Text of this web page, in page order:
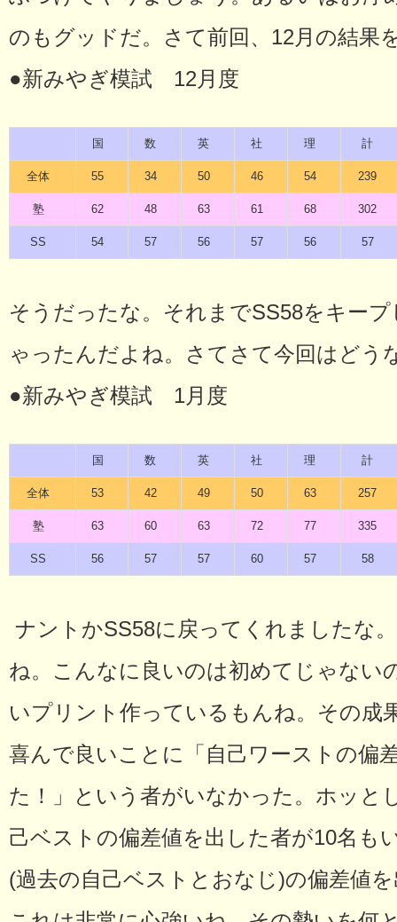
のもグッドだ。さて前回、12月の結果
●新みやぎ模試 12月度
国 数 英 社 理 計
全体 55 34 50 46 54 239
塾 62 48 63 61 68 302
SS 54 57 56 57 56 57
そうだったな。それまでSS58をキー
ゃったんだよね。さてさて今回はど
●新みやぎ模試 1月度
国 数 英 社 理 計
全体 53 42 49 50 63 257
塾 63 60 63 72 77 335
SS 56 57 57 60 57 58
ナントかSS58に戻ってくれましたな
ね。こんなに良いのは初めてじゃない
いプリント作っているもんね。その成
喜んで良いことに「自己ワーストの偏
た！」という者がいなかった。ホッと
己ベストの偏差値を出した者が10名も
(過去の自己ベストとおなじ)の偏差値